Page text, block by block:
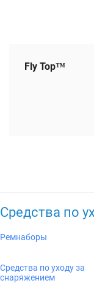
Fly Top™
Средства по
Ремнаборы
Средства по уходу за
снаряжением